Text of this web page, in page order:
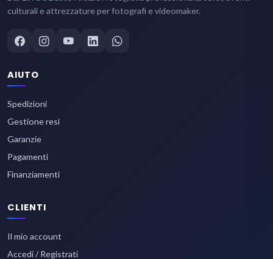
culturali e attrezzature per fotografi e videomaker.
AIUTO
Spedizioni
Gestione resi
Garanzie
Pagamenti
Finanziamenti
CLIENTI
Il mio account
Accedi / Registrati